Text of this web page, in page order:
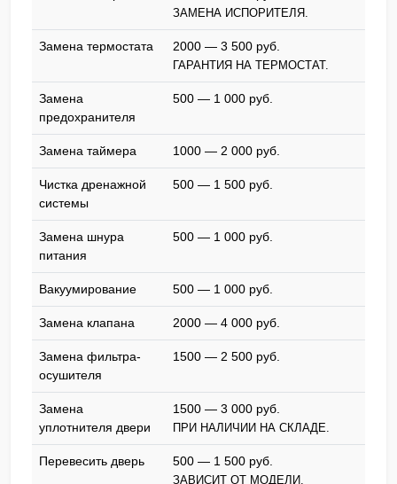
ЗАМЕНА ИСПОРИТЕЛЯ.
Замена термостата 2000 — 3 500 pyб.
ГАРАНТИЯ НА ТЕРМОСТАТ.
Замена
предохранителя
500 — 1 000 pyб.
Замена таймера 1000 — 2 000 pyб.
Чистка дренажной
системы
500 — 1 500 pyб.
Замена шнура
питания
500 — 1 000 pyб.
Вакуумирование 500 — 1 000 pyб.
Замена клапана 2000 — 4 000 pyб.
Замена фильтра-
осушителя
1500 — 2 500 pyб.
Замена
уплотнителя двери
1500 — 3 000 pyб.
ПРИ НАЛИЧИИ НА СКЛАДЕ.
Перевесить дверь 500 — 1 500 pyб.
ЗАВИСИТ ОТ МОДЕЛИ.